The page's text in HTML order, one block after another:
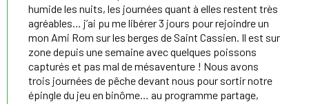
humide les nuits, les journées quant à elles restent très
agréables… j’ai pu me libérer 3 jours pour rejoindre un
mon Ami Rom sur les berges de Saint Cassien. Il est sur
zone depuis une semaine avec quelques poissons
capturés et pas mal de mésaventure ! Nous avons
trois journées de pêche devant nous pour sortir notre
épingle du jeu en binôme… au programme partage,